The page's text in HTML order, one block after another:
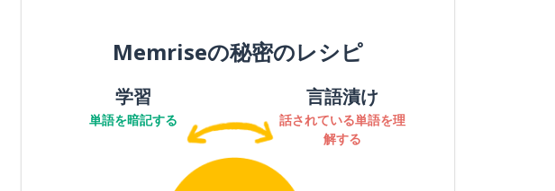
Memriseの秘密のレシピ
学習
単語を暗記する
言語漬け
話されている単語を理
解する